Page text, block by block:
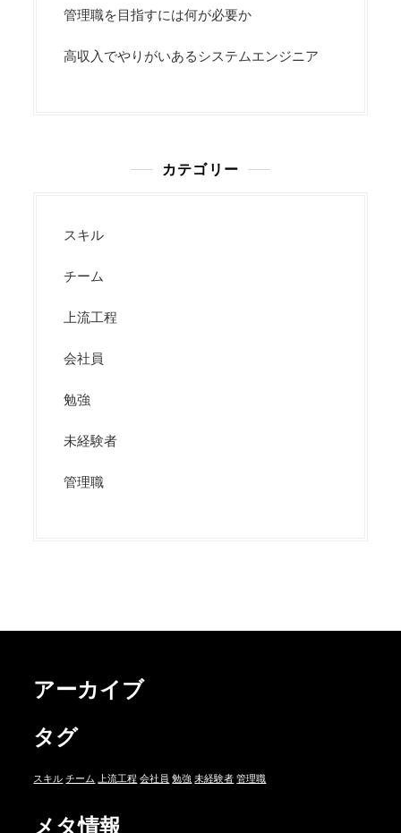
管理職を目指すには何が必要か
高収入でやりがいあるシステムエンジニア
カテゴリー
スキル
チーム
上流工程
会社員
勉強
未経験者
管理職
アーカイブ
タグ
スキル チーム 上流工程 会社員 勉強 未経験者 管理職
メタ情報